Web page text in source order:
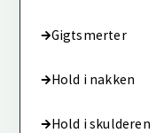
Gigtsmerter
Hold i nakken
Hold i skulderen